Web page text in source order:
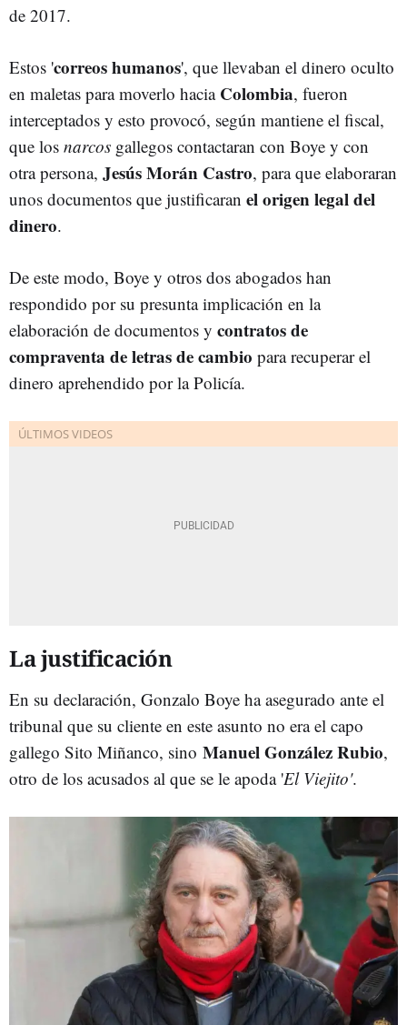
de 2017.
Estos 'correos humanos', que llevaban el dinero oculto
en maletas para moverlo hacia Colombia, fueron
interceptados y esto provocó, según mantiene el fiscal,
que los narcos gallegos contactaran con Boye y con
otra persona, Jesús Morán Castro, para que elaboraran
unos documentos que justificaran el origen legal del
dinero.
De este modo, Boye y otros dos abogados han
respondido por su presunta implicación en la
elaboración de documentos y contratos de
compraventa de letras de cambio para recuperar el
dinero aprehendido por la Policía.
La justificación
En su declaración, Gonzalo Boye ha asegurado ante el
tribunal que su cliente en este asunto no era el capo
gallego Sito Miñanco, sino Manuel González Rubio,
otro de los acusados al que se le apoda 'El Viejito'.